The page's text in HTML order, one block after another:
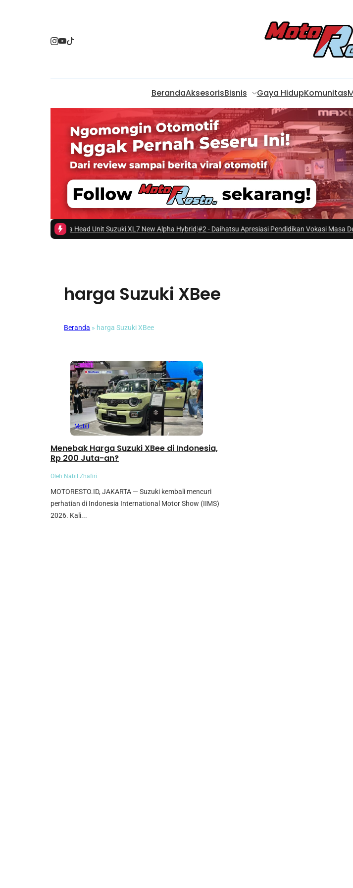
BerandaAksesorisBisnis Gaya HidupKomunitas
Fitur Lengkap pada Head Unit Suzuki XL7 New Alpha Hybrid|#2 -Daihatsu Apresiasi Pendidikan Vokasi Masa
harga Suzuki XBee
Beranda » harga Suzuki XBee
Mobil
Menebak Harga Suzuki XBee di Indonesia,
Rp 200 Juta-an?
Oleh Nabil Zhafiri
MOTORESTO.ID, JAKARTA — Suzuki kembali mencuri
perhatian di Indonesia International Motor Show (IIMS)
2026. Kali...